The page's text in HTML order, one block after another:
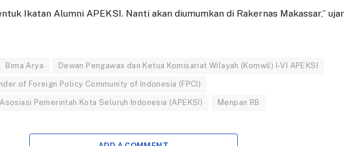
Ikatan Alumni APEKSI. Nanti akan diumumkan di Rakernas Makassar,” ujar
Bima Arya Dewan Pengawas dan Ketua Komisariat Wilayah (Komwil) I-VI APEKSI
of Foreign Policy Community of Indonesia (FPCI)
Pemerintah Kota Seluruh Indonesia (APEKSI) Menpan RB
EKONOMI
Inovasi Stabilkan